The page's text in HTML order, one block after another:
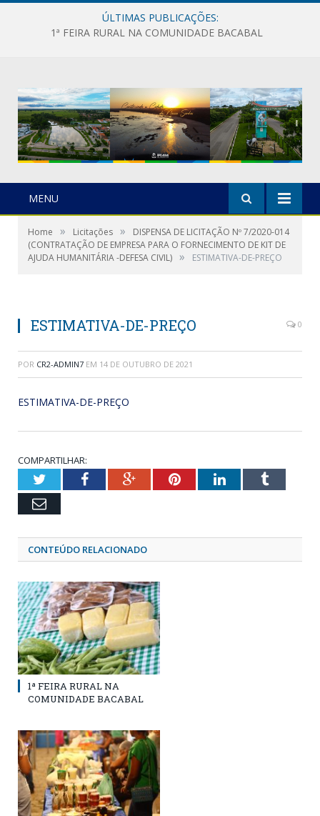
ÚLTIMAS PUBLICAÇÕES:
1ª FEIRA RURAL NA COMUNIDADE BACABAL
MENU
Home » Licitações »
DISPENSA DE LICITAÇÃO Nº 7/2020-014
(CONTRATAÇÃO DE EMPRESA PARA O FORNECIMENTO DE KIT DE
AJUDA HUMANITÁRIA -DEFESA CIVIL) » ESTIMATIVA-DE-PREÇO
ESTIMATIVA-DE-PREÇO 0
POR CR2-ADMIN7 EM 14 DE OUTUBRO DE 2021
ESTIMATIVA-DE-PREÇO
COMPARTILHAR:
TwitterFacebookGoogle+PinterestLinkedInTumblr
Email
CONTEÚDO RELACIONADO
1ª FEIRA RURAL NA
COMUNIDADE BACABAL